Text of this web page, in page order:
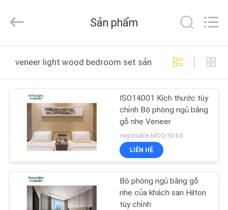
CÁC
SẢN
CHÚNG
Foshan
Paken
Ltd..
Reserved.
Sản phẩm
veneer light wood bedroom set sản xuất trực tuyến
ISO14001 Kích thước tùy
chỉnh Bộ phòng ngủ bằng
gỗ nhẹ Veneer
negotiable MOQ:30 bộ
LIÊN HỆ
Bộ phòng ngủ bằng gỗ
nhẹ của khách sạn Hilton
tùy chỉnh